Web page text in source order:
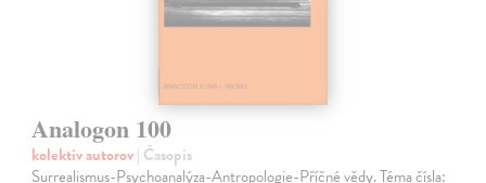
Analogon 100
kolektív autorov| Časopis
Surrealismus-Psychoanalýza-Antropologie-Příčné vědy. Téma čísla: